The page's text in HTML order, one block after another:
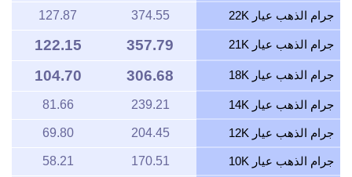
جرام الذهب عيار 22K 374.55
127.87
جرام الذهب عيار 21K 357.79
122.15
جرام الذهب عيار 18K 306.68
104.70
جرام الذهب عيار 14K 239.21
81.66
جرام الذهب عيار 12K 204.45
69.80
جرام الذهب عيار 10K 170.51
58.21